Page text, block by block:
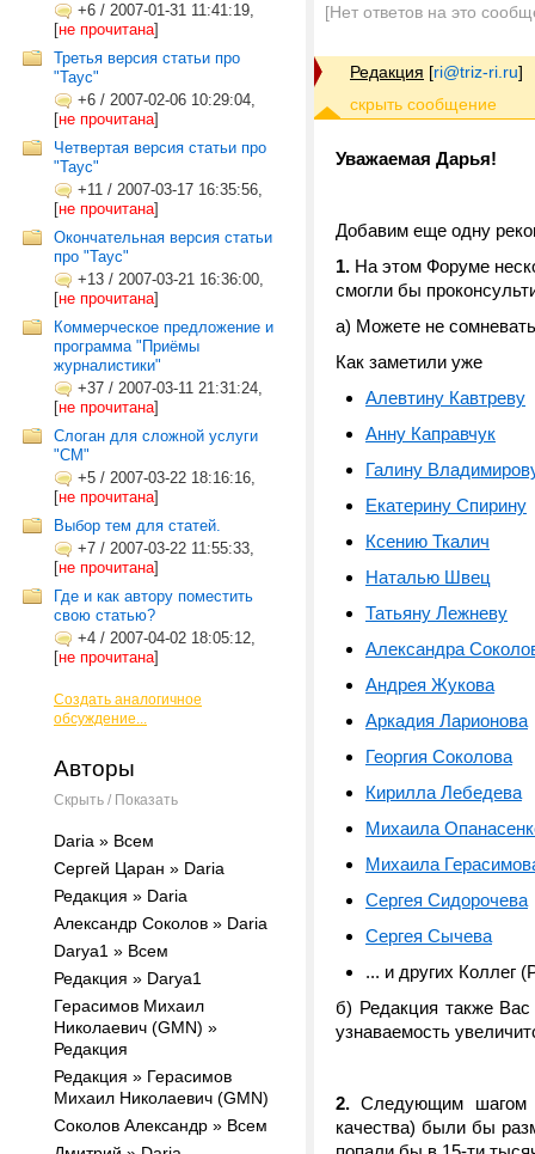
+6 / 2007-01-31 11:41:19,
[не прочитана]
Третья версия статьи про
"Таус"
+6 / 2007-02-06 10:29:04,
[не прочитана]
Четвертая версия статьи про
"Таус"
+11 / 2007-03-17 16:35:56,
[не прочитана]
Окончательная версия статьи
про "Таус"
+13 / 2007-03-21 16:36:00,
[не прочитана]
Коммерческое предложение и
программа "Приёмы
журналистики"
+37 / 2007-03-11 21:31:24,
[не прочитана]
Слоган для сложной услуги
"СМ"
+5 / 2007-03-22 18:16:16,
[не прочитана]
Выбор тем для статей.
+7 / 2007-03-22 11:55:33,
[не прочитана]
Где и как автору поместить
свою статью?
+4 / 2007-04-02 18:05:12,
[не прочитана]
Создать аналогичное
обсуждение...
Авторы
Скрыть / Показать
Daria » Всем
Сергей Царан » Daria
Редакция » Daria
Александр Соколов » Daria
Darya1 » Всем
Редакция » Darya1
Герасимов Михаил
Николаевич (GMN) »
Редакция
Редакция » Герасимов
Михаил Николаевич (GMN)
Соколов Александр » Всем
[Нет ответов на это
Редакция [ri@triz-ri.ru]
Уважаемая Дарья!
Добавим еще одну
1. На этом Форуме
смогли бы
а) Можете не
Как заметили уже
Алевтину Кавтреву
Анну Каправчук
Галину
Екатерину Спирину
Ксению Ткалич
Наталью Швец
Татьяну Лежневу
Александра
Андрея Жукова
Аркадия Ларионова
Георгия Соколова
Кирилла Лебедева
Михаила
Михаила
Сергея Сидорочева
Сергея Сычева
... и других Коллег
б) Редакция также
узнаваемость
2. Следующим шагом
качества) были бы